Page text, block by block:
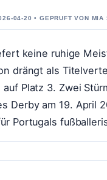
04-20 • GEPRUFT VON MIA
keine ruhige
drängt als
Platz 3. Zwei
Derby am 19. April
Portugals